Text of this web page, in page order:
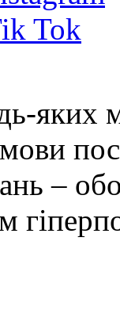
Tok
яких
–